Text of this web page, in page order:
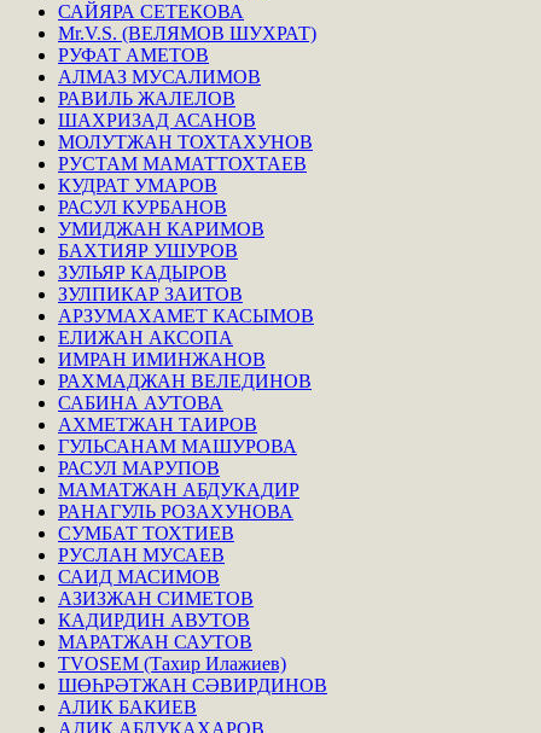
САЙЯРА СЕТЕКОВА
Mr.V.S. (ВЕЛЯМОВ ШУХРАТ)
РУФАТ АМЕТОВ
АЛМАЗ МУСАЛИМОВ
РАВИЛЬ ЖАЛЕЛОВ
ШАХРИЗАД АСАНОВ
МОЛУТЖАН ТОХТАХУНОВ
РУСТАМ МАМАТТОХТАЕВ
КУДРАТ УМАРОВ
РАСУЛ КУРБАНОВ
УМИДЖАН КАРИМОВ
БАХТИЯР УШУРОВ
ЗУЛЬЯР КАДЫРОВ
ЗУЛПИКАР ЗАИТОВ
АРЗУМАХАМЕТ КАСЫМОВ
ЕЛИЖАН АКСОПА
ИМРАН ИМИНЖАНОВ
РАХМАДЖАН ВЕЛЕДИНОВ
САБИНА АУТОВА
АХМЕТЖАН ТАИРОВ
ГУЛЬСАНАМ МАШУРОВА
РАСУЛ МАРУПОВ
МАМАТЖАН АБДУКАДИР
РАНАГУЛЬ РОЗАХУНОВА
СУМБАТ ТОХТИЕВ
РУСЛАН МУСАЕВ
САИД МАСИМОВ
АЗИЗЖАН СИМЕТОВ
КАДИРДИН АВУТОВ
МАРАТЖАН САУТОВ
TVOSEM (Тахир Илажиев)
ШӨҺРӘТЖАН СӘВИРДИНОВ
АЛИК БАКИЕВ